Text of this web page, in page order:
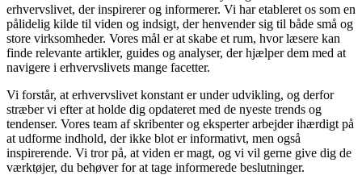
erhvervslivet, der inspirerer og informerer. Vi har etableret os som en
pålidelig kilde til viden og indsigt, der henvender sig til både små og
store virksomheder. Vores mål er at skabe et rum, hvor læsere kan
finde relevante artikler, guides og analyser, der hjælper dem med at
navigere i erhvervslivets mange facetter.
Vi forstår, at erhvervslivet konstant er under udvikling, og derfor
stræber vi efter at holde dig opdateret med de nyeste trends og
tendenser. Vores team af skribenter og eksperter arbejder ihærdigt på
at udforme indhold, der ikke blot er informativt, men også
inspirerende. Vi tror på, at viden er magt, og vi vil gerne give dig de
værktøjer, du behøver for at tage informerede beslutninger.